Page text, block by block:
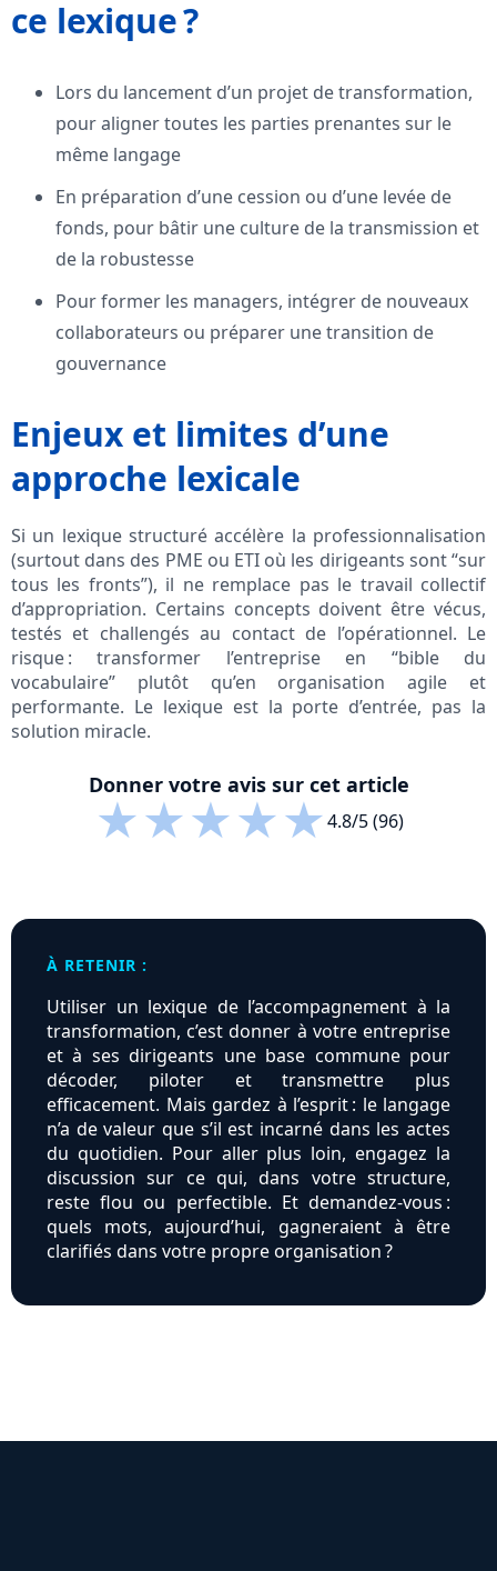
ce lexique ?
Lors du lancement d’un projet de transformation,
pour aligner toutes les parties prenantes sur le
même langage
En préparation d’une cession ou d’une levée de
fonds, pour bâtir une culture de la transmission et
de la robustesse
Pour former les managers, intégrer de nouveaux
collaborateurs ou préparer une transition de
gouvernance
Enjeux et limites d’une
approche lexicale
Si un lexique structuré accélère la professionnalisation
(surtout dans des PME ou ETI où les dirigeants sont “sur
tous les fronts”), il ne remplace pas le travail collectif
d’appropriation. Certains concepts doivent être vécus,
testés et challengés au contact de l’opérationnel. Le
risque : transformer l’entreprise en “bible du
vocabulaire” plutôt qu’en organisation agile et
performante. Le lexique est la porte d’entrée, pas la
solution miracle.
Donner votre avis sur cet article
★★★★★4.8/5 (96)
À RETENIR :
Utiliser un lexique de l’accompagnement à la
transformation, c’est donner à votre entreprise
et à ses dirigeants une base commune pour
décoder, piloter et transmettre plus
efficacement. Mais gardez à l’esprit : le langage
n’a de valeur que s’il est incarné dans les actes
du quotidien. Pour aller plus loin, engagez la
discussion sur ce qui, dans votre structure,
reste flou ou perfectible. Et demandez-vous :
quels mots, aujourd’hui, gagneraient à être
clarifiés dans votre propre organisation ?